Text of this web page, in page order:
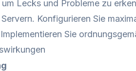
Lecks und Probleme zu
Konfigurieren Sie
Sie